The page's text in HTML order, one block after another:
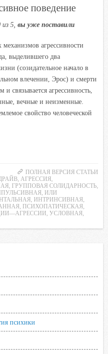
поведение
из 5, вы уже поставили
агрессивности
выделившего два
(созидательное начало в
влечении, Эрос) и смерти
связывается агрессивность,
вечные и неизменные.
свойство человеческой
ПОЛНАЯ ВЕРСИЯ СТАТЬИ
АГРЕССИЯ
ГРУППОВАЯ СОЛИДАРНОСТЬ
ИЛИ
ИНТРИНСИВНАЯ
ПСИХОПАТИЧЕСКАЯ
УСЛОВНАЯ
психики